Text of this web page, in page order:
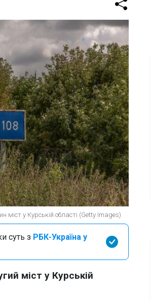
міст у Курській області (Getty Images)
суть з РБК-Україна у
міст у Курській